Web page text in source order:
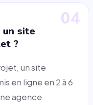
04
un site
?
un site
en ligne en 2 à 6
agence